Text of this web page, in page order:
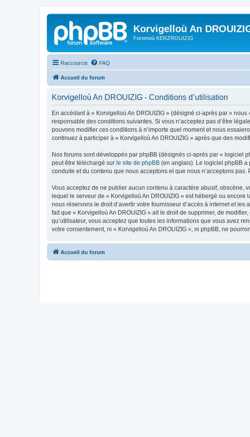
Korvigelloù An
Foromoù KERZROUIZIG
Raccourcis FAQ
Accueil du forum
Korvigelloù An DROUIZIG - Conditions d’utilisation
En accédant à « Korvigelloù An DROUIZIG » (désigné ci-après par «
responsable des conditions suivantes. Si vous n’acceptez pas d’être
pouvons modifier ces conditions à n’importe quel moment et nous
continuez à participer à « Korvigelloù An DROUIZIG » après que des
Nos forums sont développés par phpBB (désignés ci-après par « logiciel
peut être téléchargé sur le site de phpBB (en anglais). Le logiciel phpBB a
conduite et du contenu que nous acceptons et que nous n’acceptons
Vous acceptez de ne publier aucun contenu à caractère abusif,
lequel le serveur de « Korvigelloù An DROUIZIG » est hébergé ou
nous réservons le droit d’avertir votre fournisseur d’accès à internet et
fait que « Korvigelloù An DROUIZIG » ait le droit de supprimer, de
qu’utilisateur, vous acceptez que toutes les informations que vous avez
votre consentement, ni « Korvigelloù An DROUIZIG », ni phpBB, ne
Accueil du forum